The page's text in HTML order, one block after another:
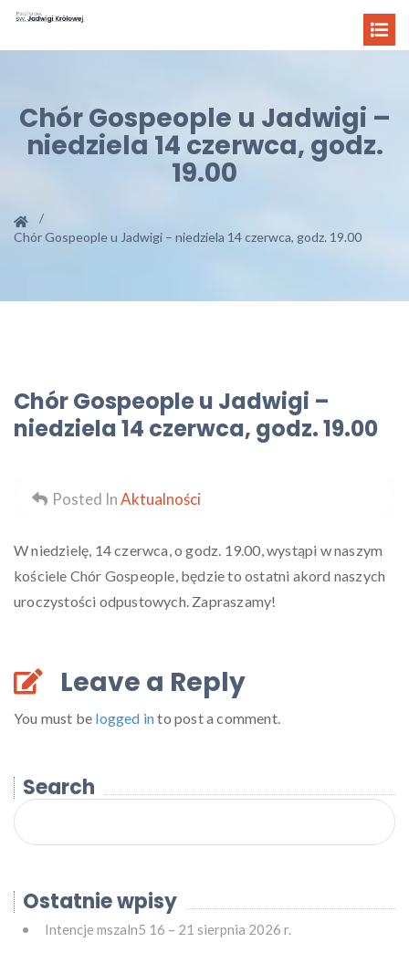
Chór Gospeople u Jadwigi –
niedziela 14 czerwca, godz.
19.00
Chór Gospeople u Jadwigi – niedziela 14 czerwca, godz. 19.00
Chór Gospeople u Jadwigi –
niedziela 14 czerwca, godz. 19.00
Posted InAktualności
W niedzielę, 14 czerwca, o godz. 19.00, wystąpi w naszym
kościele Chór Gospeople, będzie to ostatni akord naszych
uroczystości odpustowych. Zapraszamy!
Leave a Reply
You must be logged into post a comment.
Search
Ostatnie wpisy
Intencje mszaln5 16 – 21 sierpnia 2026 r.